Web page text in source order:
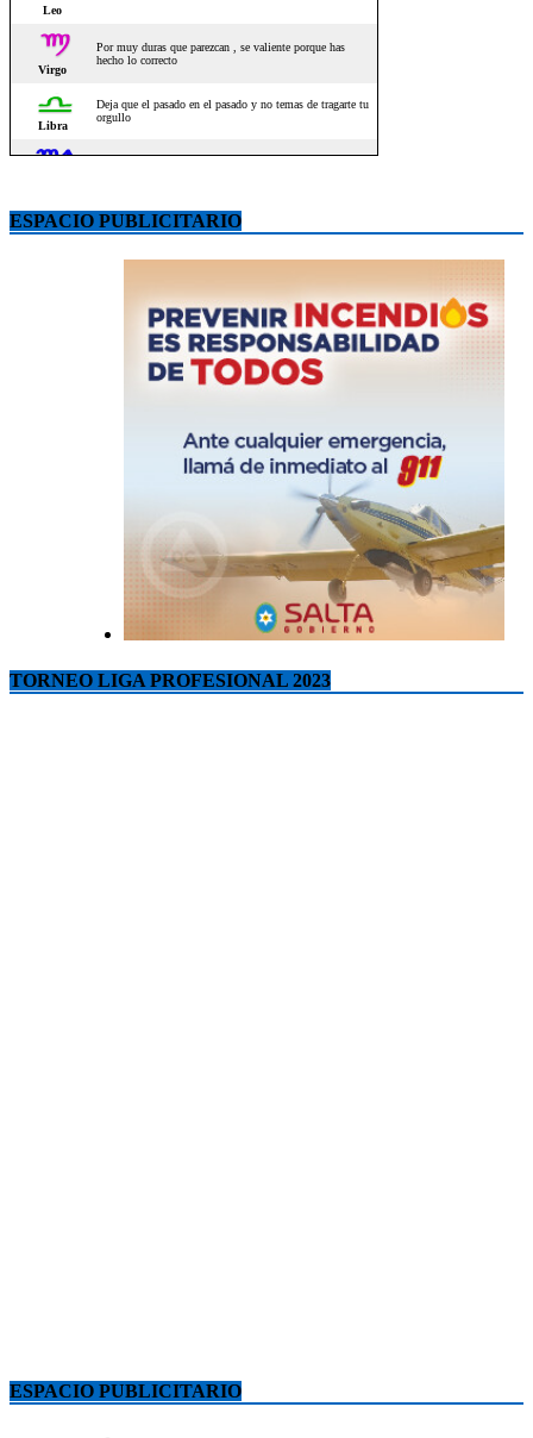
ESPACIO PUBLICITARIO
TORNEO LIGA PROFESIONAL 2023
ESPACIO PUBLICITARIO